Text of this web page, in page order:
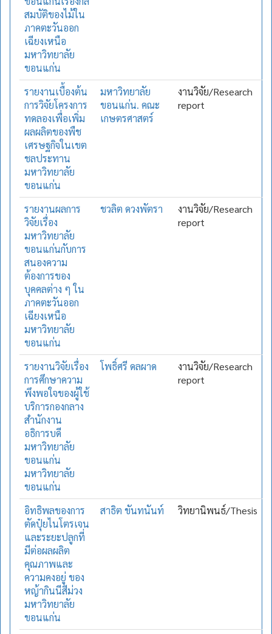
สมบัติของไม้ใน
ภาคตะวันออก
เฉียงเหนือ
มหาวิทยาลัย
ขอนแก่น
รายงานเบื้องต้น
การวิจัยโครงการ
ทดลองเพื่อเพิ่ม
ผลผลิตของพืช
เศรษฐกิจในเขต
ชลประทาน
มหาวิทยาลัย
ขอนแก่น
มหาวิทยาลัย
ขอนแก่น. คณะ
เกษตรศาสตร์
งานวิจัย/Research
report
รายงานผลการ
วิจัยเรื่อง
มหาวิทยาลัย
ขอนแก่นกับการ
สนองความ
ต้องการของ
บุคคลต่าง ๆ ใน
ภาคตะวันออก
เฉียงเหนือ
มหาวิทยาลัย
ขอนแก่น
ชวลิต ดวงพัตรา
งานวิจัย/Research
report
รายงานวิจัยเรื่อง
การศึกษาความ
พึงพอใจของผู้ใช้
บริการกองกลาง
สำนักงาน
อธิการบดี
มหาวิทยาลัย
ขอนแก่น
มหาวิทยาลัย
ขอนแก่น
โพธิ์ศรี ดลผาด
งานวิจัย/Research
report
อิทธิพลของการ
ตัดปุ๋ยไนโตรเจน
และระยะปลูกที่
มีต่อผลผลิต
คุณภาพและ
ความคงอยู่ ของ
หญ้ากินนีสีม่วง
มหาวิทยาลัย
ขอนแก่น
สาธิต ขันทนันท์ วิทยานิพนธ์/Thesis